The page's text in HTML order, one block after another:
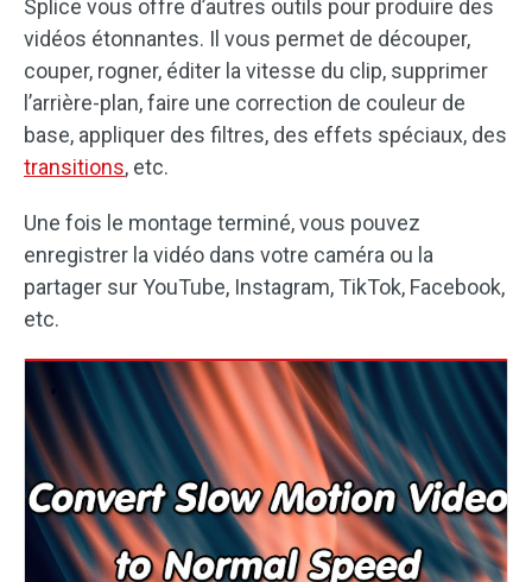
Splice vous offre d’autres outils pour produire des
vidéos étonnantes. Il vous permet de découper,
couper, rogner, éditer la vitesse du clip, supprimer
l’arrière-plan, faire une correction de couleur de
base, appliquer des filtres, des effets spéciaux, des
transitions, etc.
Une fois le montage terminé, vous pouvez
enregistrer la vidéo dans votre caméra ou la
partager sur YouTube, Instagram, TikTok, Facebook,
etc.